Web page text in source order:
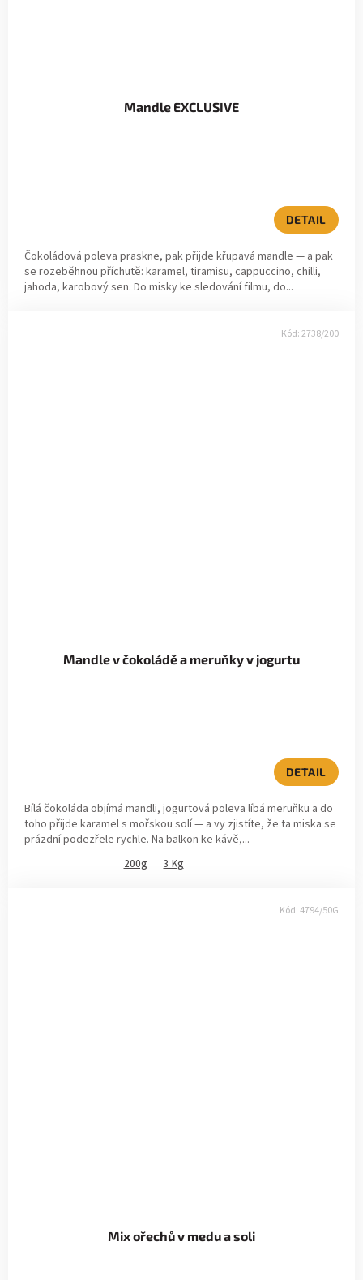
Mandle EXCLUSIVE
DETAIL
Čokoládová poleva praskne, pak přijde křupavá mandle — a pak
se rozeběhnou příchutě: karamel, tiramisu, cappuccino, chilli,
jahoda, karobový sen. Do misky ke sledování filmu, do...
Mandle v čokoládě a meruňky v jogurtu
DETAIL
Bílá čokoláda objímá mandli, jogurtová poleva líbá meruňku a do
toho přijde karamel s mořskou solí — a vy zjistíte, že ta miska se
prázdní podezřele rychle. Na balkon ke kávě,...
200g 3 Kg
Kód:2738/200
Mix ořechů v medu a soli
Kód:4794/50G